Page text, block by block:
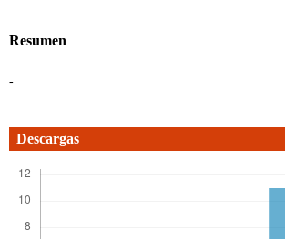
Resumen
-
Descargas